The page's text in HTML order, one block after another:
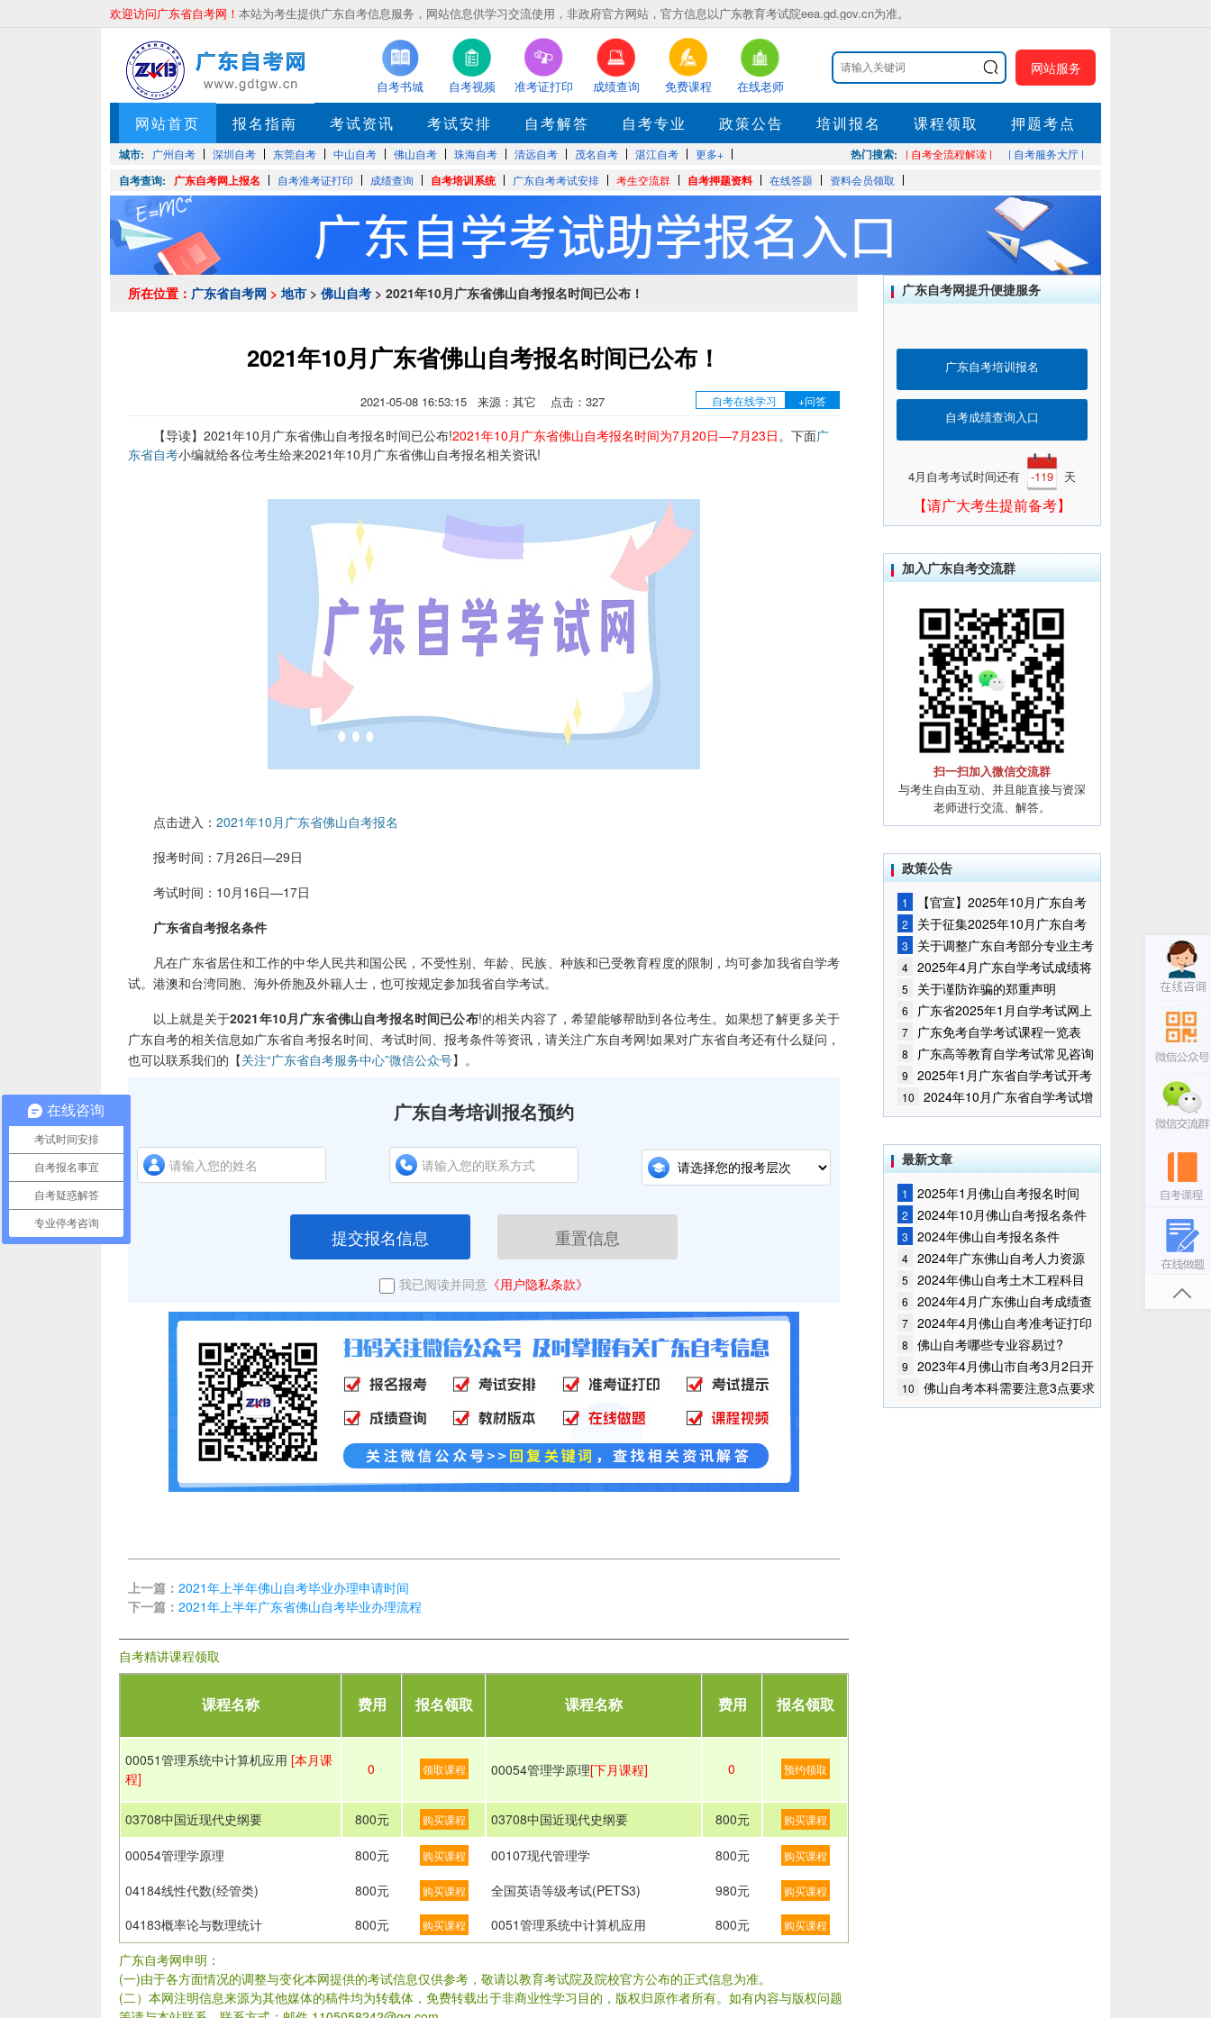
欢迎访问广东省自考网！ 本站为考生提供广东自考信息服务，网站信息供学习交流使用，非政府官方网站，官方信息以广东教育考试院eea.gd.gov.cn为准。
自考书城 自考视频 准考证打印 成绩查询 免费课程 在线老师
网站服务
网站首页 报名指南 考试资讯 考试安排 自考解答 自考专业 政策公告 培训报名 课程领取 押题考点
城市: 广州自考 深圳自考 东莞自考 中山自考 佛山自考 珠海自考 清远自考 茂名自考 湛江自考 更多+ 热门搜索: | 自考全流程解读 | | 自考服务大厅 |
自考查询: 广东自考网上报名 自考准考证打印 成绩查询 自考培训系统 广东自考考试安排 考生交流群 自考押题资料 在线答题 资料会员领取
所在位置： 广东省自考网 > 地市 > 佛山自考 > 2021年10月广东省佛山自考报名时间已公布！
2021年10月广东省佛山自考报名时间已公布！
2021-05-08 16:53:15 来源：其它 点击： 327 自考在线学习 +问答
【导读】2021年10月广东省佛山自考报名时间已公布!2021年10月广东省佛山自考报名时间为7月20日—7月23日。下面广
东省自考小编就给各位考生给来2021年10月广东省佛山自考报名相关资讯!
点击进入： 2021年10月广东省佛山自考报名
报考时间：7月26日—29日
考试时间：10月16日—17日
广东省自考报名条件
凡在广东省居住和工作的中华人民共和国公民，不受性别、年龄、民族、种族和已受教育程度的限制，均可参加我省自学考
试。港澳和台湾同胞、海外侨胞及外籍人士，也可按规定参加我省自学考试。
以上就是关于2021年10月广东省佛山自考报名时间已公布!的相关内容了，希望能够帮助到各位考生。如果想了解更多关于
广东自考的相关信息如广东省自考报名时间、考试时间、报考条件等资讯，请关注广东自考网!如果对广东省自考还有什么疑问，
也可以联系我们的【关注“广东省自考服务中心”微信公众号】。
广东自考培训报名预约
提交报名信息 重置信息
我已阅读并同意 《用户隐私条款》
上一篇： 2021年上半年佛山自考毕业办理申请时间
下一篇： 2021年上半年广东省佛山自考毕业办理流程
自考精讲课程领取
课程名称 费用 报名领取 课程名称 费用 报名领取
00051管理系统中计算机应用 [本月课
程]
0 领取课程 00054管理学原理[下月课程] 0 预约领取
03708中国近现代史纲要 800元 购买课程 03708中国近现代史纲要 800元 购买课程
00054管理学原理 800元 购买课程 00107现代管理学 800元 购买课程
04184线性代数(经管类) 800元 购买课程 全国英语等级考试(PETS3) 980元 购买课程
04183概率论与数理统计 800元 购买课程 0051管理系统中计算机应用 800元 购买课程
广东自考网申明：
(一)由于各方面情况的调整与变化本网提供的考试信息仅供参考，敬请以教育考试院及院校官方公布的正式信息为准。
(二）本网注明信息来源为其他媒体的稿件均为转载体，免费转载出于非商业性学习目的，版权归原作者所有。如有内容与版权问题
广东自考网提升便捷服务
广东自考培训报名
自考成绩查询入口
4月自考考试时间还有 -119 天
【请广大考生提前备考】
加入广东自考交流群
扫一扫加入微信交流群
与考生自由互动、并且能直接与资深
老师进行交流、解答。
政策公告
1
【官宣】2025年10月广东自考
报名时间通知
2
关于征集2025年10月广东自考
增加开考停考专业部分课程意向的
通告
3
关于调整广东自考部分专业主考
学校的通知
4 2025年4月广东自学考试成绩将
于5月9日公布
5 关于谨防诈骗的郑重声明
6
广东省2025年1月自学考试网上
报名报考须知
7 广东免考自学考试课程一览表
8
广东高等教育自学考试常见咨询
问题
9
2025年1月广东省自学考试开考
课程考试时间安排和使用教材的通
知
10
2024年10月广东省自学考试增
加一门开考课程的通告
最新文章
1 2025年1月佛山自考报名时间
2
2024年10月佛山自考报名条件
已公布!
3 2024年佛山自考报名条件
4 2024年广东佛山自考人力资源
管理专业有哪些考试科目?
5
2024年佛山自考土木工程科目
都有哪些?
6
2024年4月广东佛山自考成绩查
询时间已确定
7 2024年4月佛山自考准考证打印
时间
8 佛山自考哪些专业容易过?
9
2023年4月佛山市自考3月2日开
始报考！
10 佛山自考本科需要注意3点要求
在线咨询
考试时间安排
自考报名事宜
自考疑惑解答
专业停考咨询